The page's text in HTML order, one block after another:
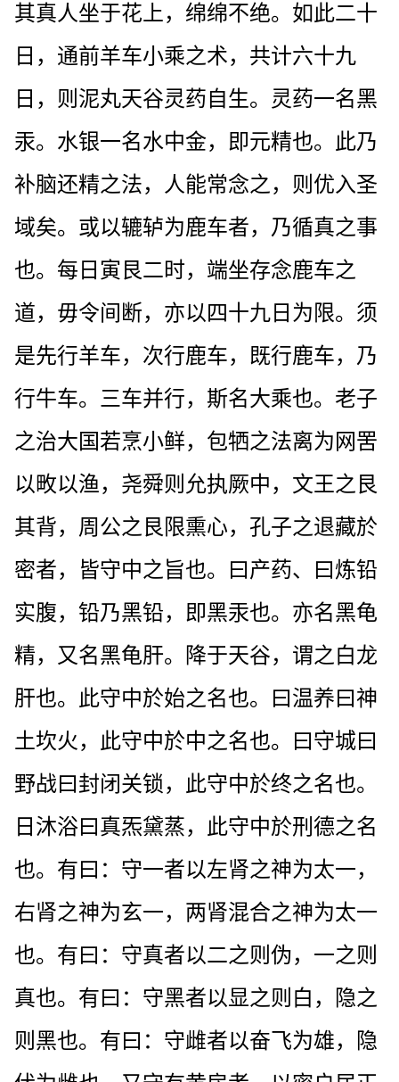
其真人坐于花上，绵绵不绝。如此二十
日，通前羊车小乘之术，共计六十九
日，则泥丸天谷灵药自生。灵药一名黑
汞。水银一名水中金，即元精也。此乃
补脑还精之法，人能常念之，则优入圣
域矣。或以辘轳为鹿车者，乃循真之事
也。每日寅艮二时，端坐存念鹿车之
道，毋令间断，亦以四十九日为限。须
是先行羊车，次行鹿车，既行鹿车，乃
行牛车。三车并行，斯名大乘也。老子
之治大国若烹小鲜，包牺之法离为网罟
以畋以渔，尧舜则允执厥中，文王之艮
其背，周公之艮限熏心，孔子之退藏於
密者，皆守中之旨也。曰产药、曰炼铅
实腹，铅乃黑铅，即黑汞也。亦名黑龟
精，又名黑龟肝。降于天谷，谓之白龙
肝也。此守中於始之名也。曰温养曰神
土坎火，此守中於中之名也。曰守城曰
野战曰封闭关锁，此守中於终之名也。
日沐浴曰真炁黛蒸，此守中於刑德之名
也。有曰：守一者以左肾之神为太一，
右肾之神为玄一，两肾混合之神为太一
也。有曰：守真者以二之则伪，一之则
真也。有曰：守黑者以显之则白，隐之
则黑也。有曰：守雌者以奋飞为雄，隐